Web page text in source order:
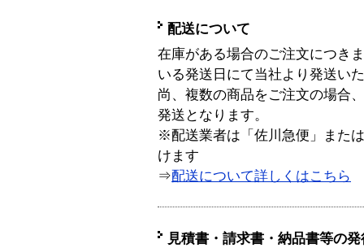
配送について
在庫がある場合のご注文につき
いる発送日にて当社より発送い
尚、複数の商品をご注文の場合
発送となります。
※配送業者は「佐川急便」また
けます
⇒配送について詳しくはこちら
見積書・請求書・納品書等の